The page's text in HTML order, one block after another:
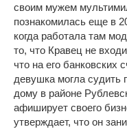
своим мужем
познакомилась еще в
когда работала там
то, что Кравец не
что на его банковских
девушка могла судить
дому в районе
афиширует своего
утверждает, что он